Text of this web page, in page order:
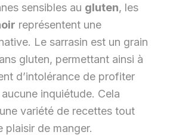
sensibles au gluten, les
représentent une
Le sarrasin est un grain
gluten, permettant ainsi à
d’intolérance de profiter
inquiétude. Cela
variété de recettes tout
plaisir de manger.